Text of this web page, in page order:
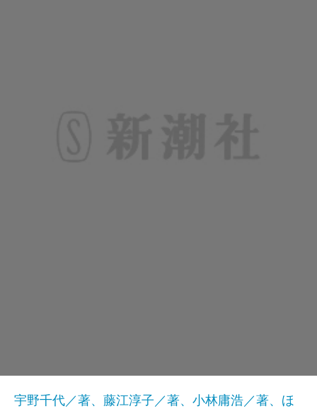
宇野千代／著、藤江淳子／著、小林庸浩／著、ほ